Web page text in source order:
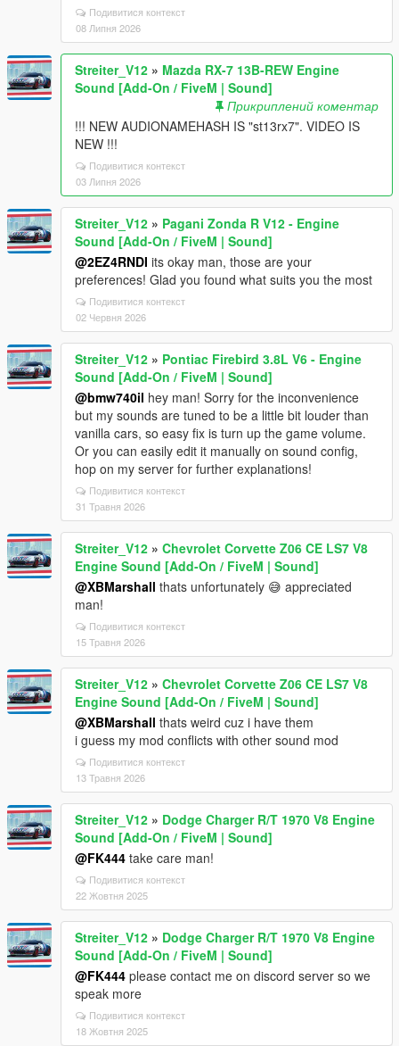
Подивитися контекст
08 Липня 2026
Streiter_V12 » Mazda RX-7 13B-REW Engine
Sound [Add-On / FiveM | Sound]
Прикриплений коментар
!!! NEW AUDIONAMEHASH IS "st13rx7". VIDEO IS
NEW !!!
Подивитися контекст
03 Липня 2026
Streiter_V12 » Pagani Zonda R V12 - Engine
Sound [Add-On / FiveM | Sound]
@2EZ4RNDI its okay man, those are your
preferences! Glad you found what suits you the most
Подивитися контекст
02 Червня 2026
Streiter_V12 » Pontiac Firebird 3.8L V6 - Engine
Sound [Add-On / FiveM | Sound]
@bmw740il hey man! Sorry for the inconvenience
but my sounds are tuned to be a little bit louder than
vanilla cars, so easy fix is turn up the game volume.
Or you can easily edit it manually on sound config,
hop on my server for further explanations!
Подивитися контекст
31 Травня 2026
Streiter_V12 » Chevrolet Corvette Z06 CE LS7 V8
Engine Sound [Add-On / FiveM | Sound]
@XBMarshall thats unfortunately 😅 appreciated
man!
Подивитися контекст
15 Травня 2026
Streiter_V12 » Chevrolet Corvette Z06 CE LS7 V8
Engine Sound [Add-On / FiveM | Sound]
@XBMarshall thats weird cuz i have them
i guess my mod conflicts with other sound mod
Подивитися контекст
13 Травня 2026
Streiter_V12 » Dodge Charger R/T 1970 V8 Engine
Sound [Add-On / FiveM | Sound]
@FK444 take care man!
Подивитися контекст
22 Жовтня 2025
Streiter_V12 » Dodge Charger R/T 1970 V8 Engine
Sound [Add-On / FiveM | Sound]
@FK444 please contact me on discord server so we
speak more
Подивитися контекст
18 Жовтня 2025